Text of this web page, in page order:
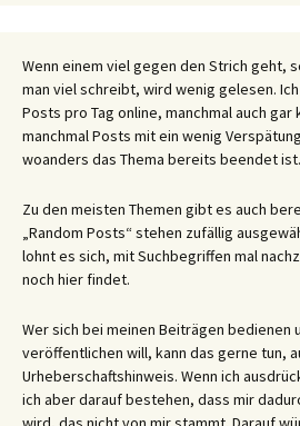
Wenn einem viel gegen den Strich geht,
man viel schreibt, wird wenig gelesen.
Posts pro Tag online, manchmal auch gar
manchmal Posts mit ein wenig
woanders das Thema bereits beendet ist.
Zu den meisten Themen gibt es auch
„Random Posts“ stehen zufällig
lohnt es sich, mit Suchbegriffen mal
noch hier findet.
Wer sich bei meinen Beiträgen bedienen
veröffentlichen will, kann das gerne tun,
Urheberschaftshinweis. Wenn ich
ich aber darauf bestehen, dass mir